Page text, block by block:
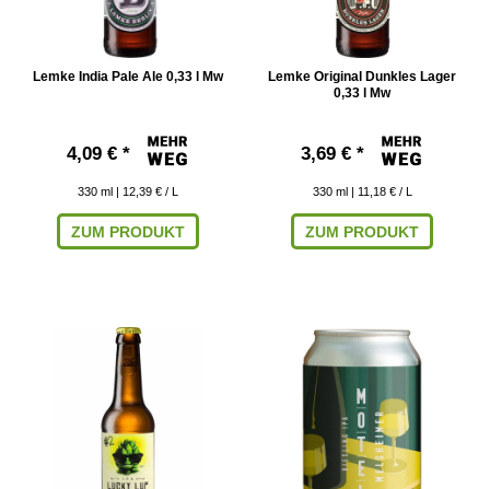
Lemke India Pale Ale 0,33 l Mw
4,09 € *
330 ml | 12,39 € / L
ZUM PRODUKT
Lemke Original Dunkles Lager
0,33 l Mw
3,69 € *
330 ml | 11,18 € / L
ZUM PRODUKT